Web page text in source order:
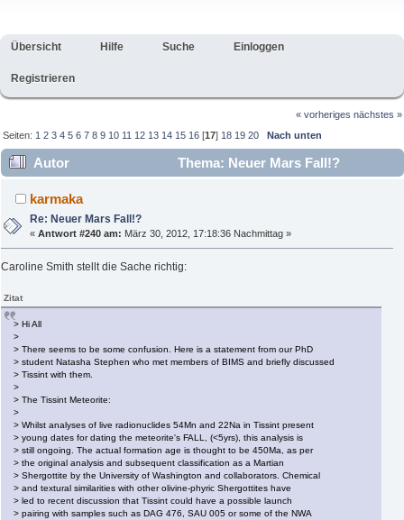
Übersicht Hilfe Suche Einloggen
Registrieren
« vorheriges nächstes »
Seiten: 1 2 3 4 5 6 7 8 9 10 11 12 13 14 15 16 [17] 18 19 20 Nach unten
Autor
Thema: Neuer Mars Fall!?
(Gelesen 164920 mal)
karmaka
Re: Neuer Mars Fall!?
«Antwort #240 am: März 30, 2012, 17:18:36 Nachmittag »
Caroline Smith stellt die Sache richtig:
Zitat
> Hi All
>
> There seems to be some confusion. Here is a statement from our PhD
> student Natasha Stephen who met members of BIMS and briefly discussed
> Tissint with them.
>
> The Tissint Meteorite:
>
> Whilst analyses of live radionuclides 54Mn and 22Na in Tissint present
> young dates for dating the meteorite's FALL, (<5yrs), this analysis is
> still ongoing. The actual formation age is thought to be 450Ma, as per
> the original analysis and subsequent classification as a Martian
> Shergottite by the University of Washington and collaborators. Chemical
> and textural similarities with other olivine-phyric Shergottites have
> led to recent discussion that Tissint could have a possible launch
> pairing with samples such as DAG 476, SAU 005 or some of the NWA